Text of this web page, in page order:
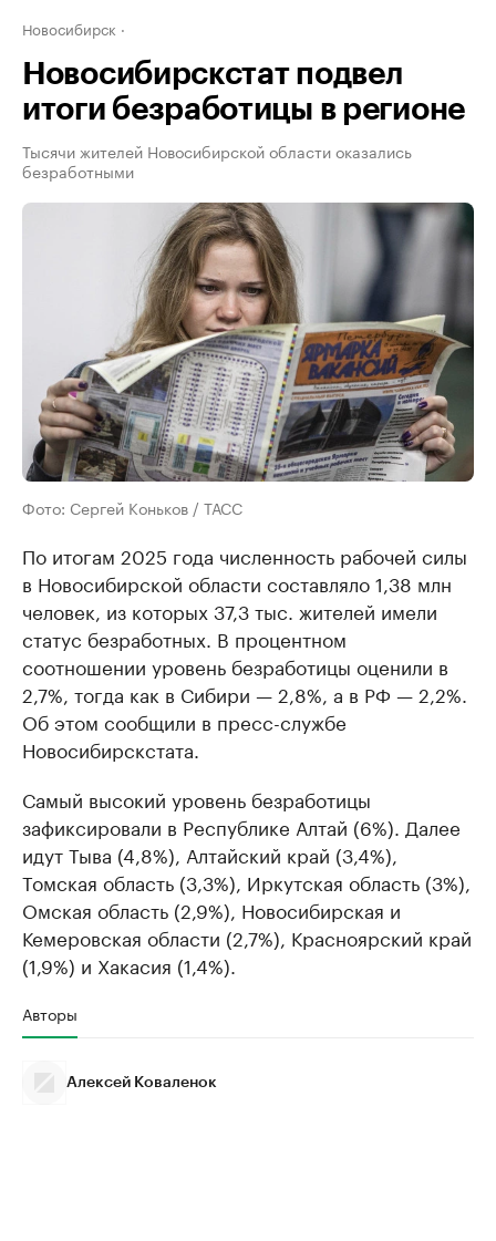
Новосибирск
Новосибирскстат подвел
итоги безработицы в регионе
Тысячи жителей Новосибирской области оказались
безработными
Фото: Сергей Коньков / ТАСС
По итогам 2025 года численность рабочей силы
в Новосибирской области составляло 1,38 млн
человек, из которых 37,3 тыс. жителей имели
статус безработных. В процентном
соотношении уровень безработицы оценили в
2,7%, тогда как в Сибири — 2,8%, а в РФ — 2,2%.
Об этом сообщили в пресс-службе
Новосибирскстата.
Самый высокий уровень безработицы
зафиксировали в Республике Алтай (6%). Далее
идут Тыва (4,8%), Алтайский край (3,4%),
Томская область (3,3%), Иркутская область (3%),
Омская область (2,9%), Новосибирская и
Кемеровская области (2,7%), Красноярский край
(1,9%) и Хакасия (1,4%).
Авторы
Алексей Коваленок